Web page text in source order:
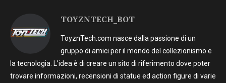
TOYZNTECH_BOT
ToyznTech.com nasce dalla passione di un
gruppo di amici per il mondo del collezionismo e
la tecnologia. L’idea è di creare un sito di riferimento dove poter
trovare informazioni, recensioni di statue ed action figure di varie